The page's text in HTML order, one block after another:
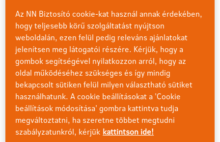
923,2111 Ft
árfolyamok
Konzervatív vegyes alapok
206,1723 Ft
árfolyamok
Kötvény eszközalap
583,6517 Ft
árfolyamok
Nemzetközi részvénypiaci eszközalap
Az NN Biztosító cookie-kat használ annak érdekében,
hogy teljesebb körű szolgáltatást nyújtson
weboldalán, ezen felül pedig releváns ajánlatokat
jelenítsen meg látogatói részére. Kérjük, hogy a
gombok segítségével nyilatkozzon arról, hogy az
oldal működéséhez szükséges és így mindig
bekapcsolt sütiken felül milyen választható sütiket
használhatunk. A cookie beállításokat a 'Cookie
beállítások módosítása' gombra kattintva tudja
megváltoztatni, ha szeretne többet megtudni
szabályzatunkról, kérjük kattintson ide!